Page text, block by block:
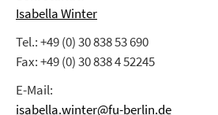
Isabella Winter
Tel.: +49 (0) 30 838 53 690
Fax: +49 (0) 30 838 4 52245
E-Mail:
isabella.winter@fu-berlin.de